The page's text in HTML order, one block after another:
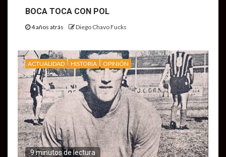
BOCA TOCA CON POL
4 años atrás Diego Chavo Fucks
ACTUALIDAD HISTORIA OPINIÓN
9 minutos de lectura